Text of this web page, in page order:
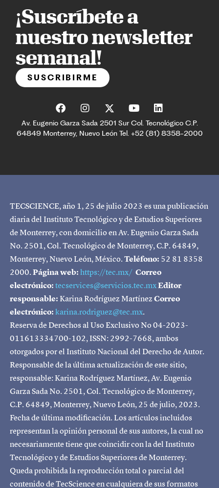
¡Suscríbete a
nuestro newsletter
semanal!
SUSCRIBIRME
Av. Eugenio Garza Sada 2501 Sur Col. Tecnológico C.P.
64849 Monterrey, Nuevo León Tel. +52 (81) 8358-2000
TECSCIENCE, año 1, 25 de julio 2023 es una publicación
diaria del Instituto Tecnológico y de Estudios Superiores
de Monterrey, con domicilio en Av. Eugenio Garza Sada
No. 2501, Col. Tecnológico de Monterrey, C.P. 64849,
Monterrey, Nuevo León, México.Teléfono: 52 81 8358
2000.Página web:https://tec.mx/ Correo
electrónico:tecservices@servicios.tec.mxEditor
responsable:Karina Rodríguez MartínezCorreo
electrónico:karina.rodriguez@tec.mx.
Reserva de Derechos al Uso Exclusivo No 04-2023-
011613334700-102, ISSN: 2992-7668, ambos
otorgados por el Instituto Nacional del Derecho de Autor.
Responsable de la última actualización de este sitio,
responsable: Karina Rodríguez Martínez, Av. Eugenio
Garza Sada No. 2501, Col. Tecnológico de Monterrey,
C.P. 64849, Monterrey, Nuevo León, 25 de julio, 2023.
Fecha de última modificación. Los artículos incluidos
representan la opinión personal de sus autores, la cual no
necesariamente tiene que coincidir con la del Instituto
Tecnológico y de Estudios Superiores de Monterrey.
Queda prohibida la reproducción total o parcial del
contenido de TecScience en cualquiera de sus formatos